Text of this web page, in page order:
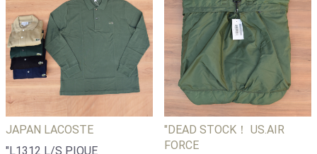
JAPAN LACOSTE
"L1312 L/S PIQUE
"DEAD STOCK！ US.AIR
FORCE